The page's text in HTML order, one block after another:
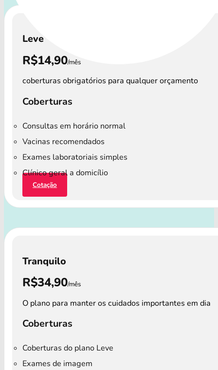
Leve
R$14,90/mês
coberturas obrigatórios para qualquer orçamento
Coberturas
Consultas em horário normal
Vacinas recomendados
Exames laboratoriais simples
Clínico geral a domicílio
Cotação
Tranquilo
R$34,90/mês
O plano para manter os cuidados importantes em dia
Coberturas
Coberturas do plano Leve
Exames de imagem